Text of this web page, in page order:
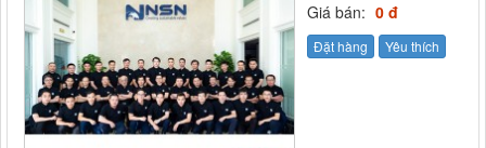
Giá bán: 0 đ
Đặt hàng Yêu thích